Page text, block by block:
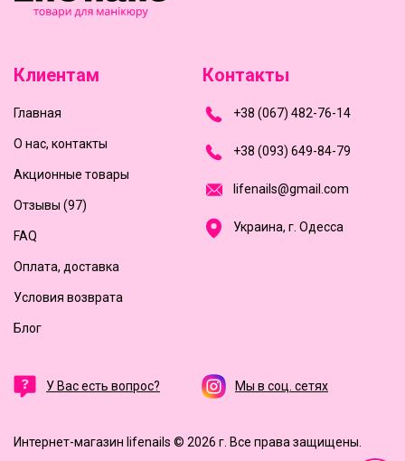
Клиентам
Главная
О нас, контакты
Акционные товары
Отзывы (97)
FAQ
Оплата, доставка
Условия возврата
Блог
Контакты
+38 (067) 482-76-14
+38 (093) 649-84-79
ifenai s@gmai com
Украина, г. Одесса
У Вас есть вопрос? Мы в соц. сетях
Интернет-магазин lifenails © 2026 г. Все права защищены.